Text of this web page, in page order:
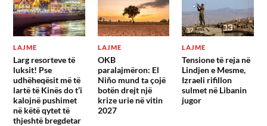
LAJME
Larg resorteve të
luksit! Pse
udhëheqësit më të
lartë të Kinës do t’i
kalojnë pushimet
në këtë qytet të
thjeshtë bregdetar
LAJME
OKB
paralajmëron: El
Niño mund ta çojë
botën drejt një
krize urie në vitin
2027
LAJME
Tensione të reja në
Lindjen e Mesme,
Izraeli rifillon
sulmet në Libanin
jugor